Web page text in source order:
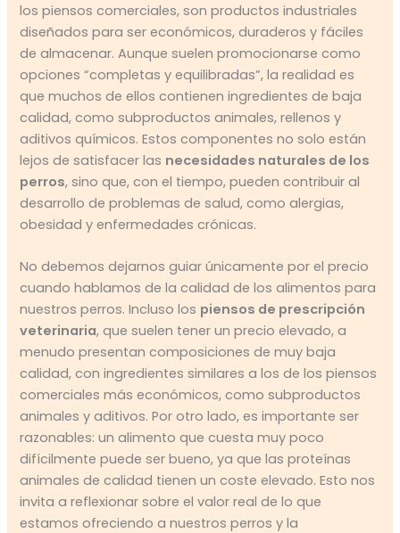
los piensos comerciales, son productos industriales
diseñados para ser económicos, duraderos y fáciles
de almacenar. Aunque suelen promocionarse como
opciones “completas y equilibradas”, la realidad es
que muchos de ellos contienen ingredientes de baja
calidad, como subproductos animales, rellenos y
aditivos químicos. Estos componentes no solo están
lejos de satisfacer las necesidades naturales de los
perros, sino que, con el tiempo, pueden contribuir al
desarrollo de problemas de salud, como alergias,
obesidad y enfermedades crónicas.
No debemos dejarnos guiar únicamente por el precio
cuando hablamos de la calidad de los alimentos para
nuestros perros. Incluso los piensos de prescripción
veterinaria, que suelen tener un precio elevado, a
menudo presentan composiciones de muy baja
calidad, con ingredientes similares a los de los piensos
comerciales más económicos, como subproductos
animales y aditivos. Por otro lado, es importante ser
razonables: un alimento que cuesta muy poco
difícilmente puede ser bueno, ya que las proteínas
animales de calidad tienen un coste elevado. Esto nos
invita a reflexionar sobre el valor real de lo que
estamos ofreciendo a nuestros perros y la